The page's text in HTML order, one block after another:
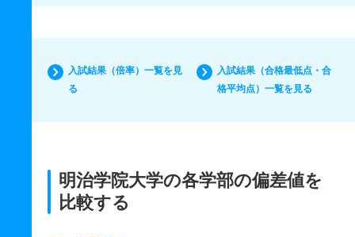
入試結果（倍率）一覧を見
る
入試結果（合格最低点・合
格平均点）一覧を見る
明治学院大学の各学部の偏差値を
比較する